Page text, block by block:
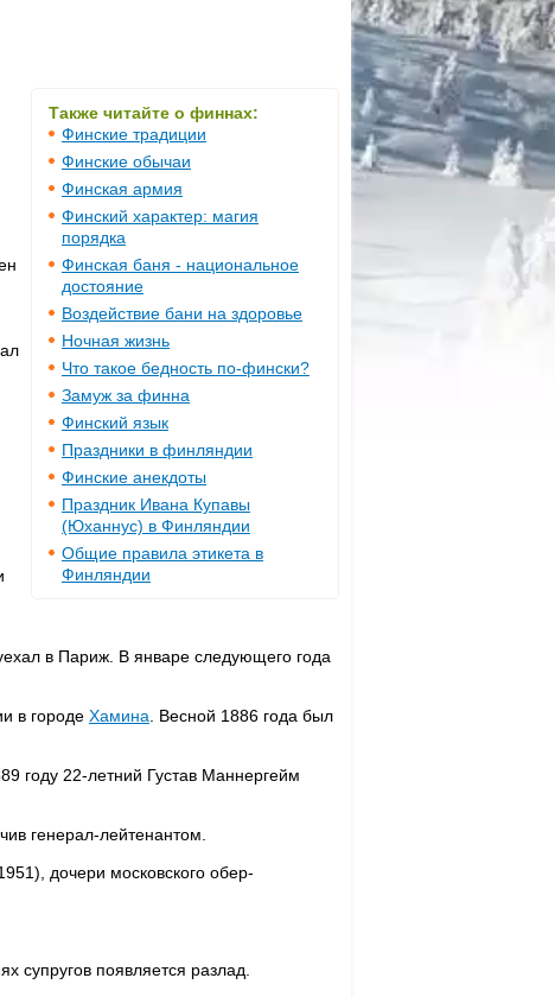
Также читайте о финнах:
Финские традиции
Финские обычаи
Финская армия
Финский характер: магия
порядка
Финская баня - национальное
достояние
Воздействие бани на здоровье
Ночная жизнь
Что такое бедность по-фински?
Замуж за финна
Финский язык
Праздники в финляндии
Финские анекдоты
Праздник Ивана Купавы
(Юханнус) в Финляндии
Общие правила этикета в
Финляндии
уехал в Париж. В январе следующего года
в городе Хамина . Весной 1886 года был
году 22-летний Густав Маннергейм
генерал-лейтенантом.
дочери московского обер-
супругов появляется разлад.